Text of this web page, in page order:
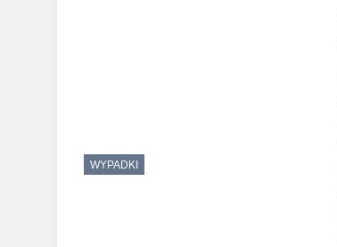
WYPADKI